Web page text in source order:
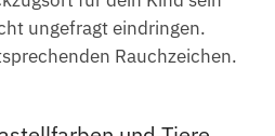
ungefragt eindringen.
Rauchzeichen.